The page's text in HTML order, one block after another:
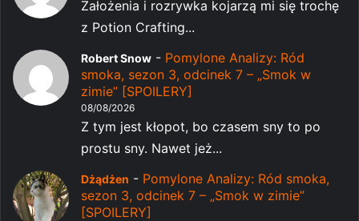
Założenia i rozrywka kojarzą mi się trochę
z Potion Crafting...
Robert Snow - Pomylone Analizy: Ród
smoka, sezon 3, odcinek 7 – „Smok w
zimie” [SPOILERY]
08/08/2026
Z tym jest kłopot, bo czasem sny to po
prostu sny. Nawet jeż...
Dżądżen - Pomylone Analizy: Ród smoka,
sezon 3, odcinek 7 – „Smok w zimie”
[SPOILERY]